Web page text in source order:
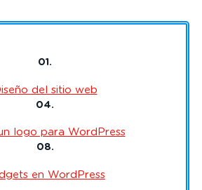
01.
del sitio web
04.
logo para WordPress
08.
en WordPress